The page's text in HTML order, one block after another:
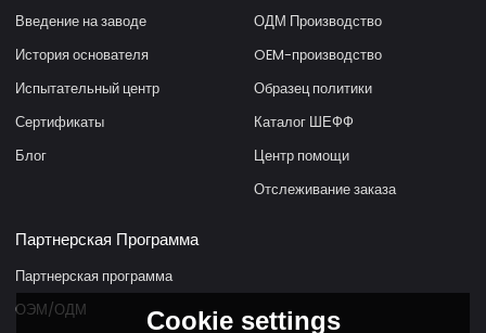
Введение на заводе
История основателя
Испытательный центр
Сертификаты
Блог
ОДМ Производство
OEM-производство
Образец политики
Каталог ШЕФФ
Центр помощи
Отслеживание заказа
Партнерская Программа
Партнерская программа
ОЭМ/ОДМ
Cookie settings